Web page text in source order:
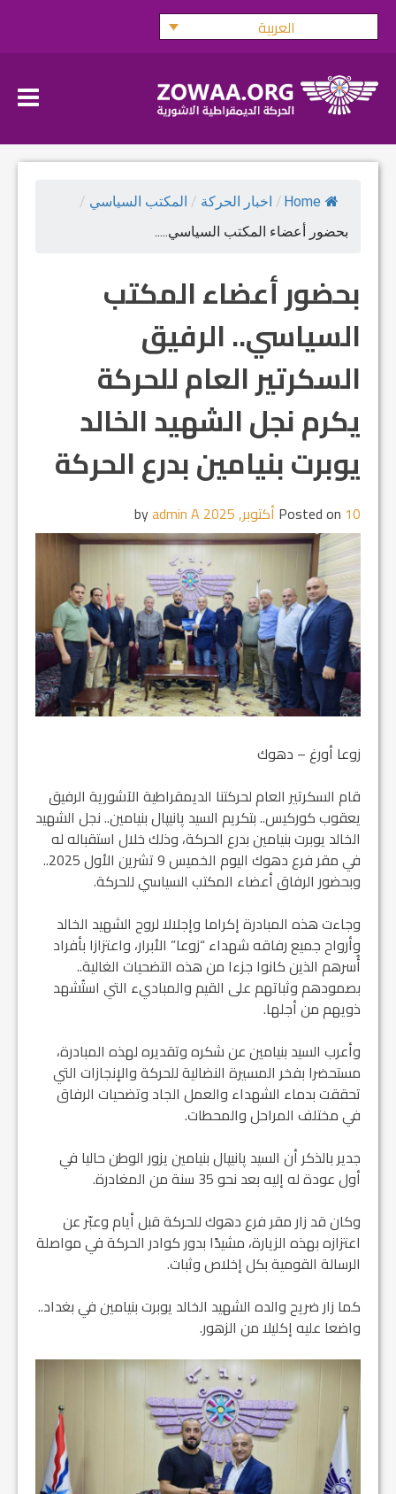
Skip
العربية
Home
/ اخبار الحركة / المكتب السياسي /
بحضور أعضاء المكتب السياسي.....
بحضور أعضاء المكتب
السياسي.. الرفيق
السكرتير العام للحركة
يكرم نجل الشهيد الخالد
يوبرت بنيامين بدرع الحركة
Posted on 10 أكتوبر, 2025 admin A
زوعا أورغ – دهوك
قام السكرتير العام لحركتنا الديمقراطية الآشورية الرفيق
يعقوب كوركيس.. بتكريم السيد پانيپال بنيامين.. نجل الشهيد
الخالد يوبرت بنيامين بدرع الحركة، وذلك خلال استقباله له
في مقر فرع دهوك اليوم الخميس 9 تشرين الأول 2025..
وبحضور الرفاق أعضاء المكتب السياسي للحركة.
وجاءت هذه المبادرة إكراما وإجلالا لروح الشهيد الخالد
وأرواح جميع رفاقه شهداء “زوعا” الأبرار، واعتزازا بأفراد
أُسرهم الذين كانوا جزءا من هذه التضحيات الغالية..
بصمودهم وثباتهم على القيم والمباديء التي استُشهد
ذويهم من أجلها.
وأعرب السيد بنيامين عن شكره وتقديره لهذه المبادرة،
مستحضرا بفخر المسيرة النضالية للحركة والإنجازات التي
تحققت بدماء الشهداء والعمل الجاد وتضحيات الرفاق
في مختلف المراحل والمحطات.
جدير بالذكر أن السيد پانيپال بنيامين يزور الوطن حاليا في
أول عودة له إليه بعد نحو 35 سنة من المغادرة.
وكان قد زار مقر فرع دهوك للحركة قبل أيام وعبّر عن
اعتزازه بهذه الزيارة، مشيدًا بدور كوادر الحركة في مواصلة
الرسالة القومية بكل إخلاص وثبات.
كما زار ضريح والده الشهيد الخالد يوبرت بنيامين في بغداد..
واضعا عليه إكليلا من الزهور.